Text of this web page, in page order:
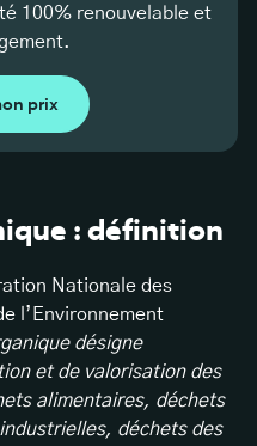
100% renouvelable et
prix
: définition
Nationale des
l’Environnement
désigne
et de valorisation des
alimentaires, déchets
déchets des